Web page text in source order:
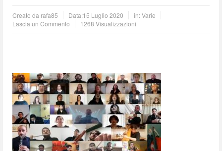
Creato da rafa85 Data:15 Luglio 2020 in:Varie
Lascia un Commento
1268 Visualizzazioni